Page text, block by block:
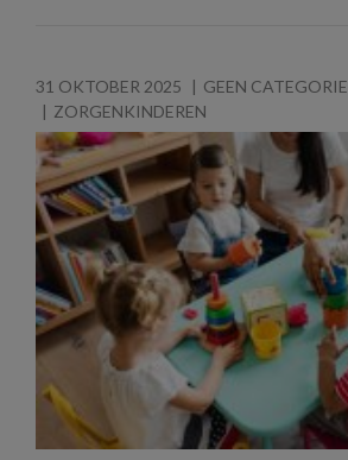
31 OKTOBER 2025
GEEN CATEGORIE
ZORGENKINDEREN